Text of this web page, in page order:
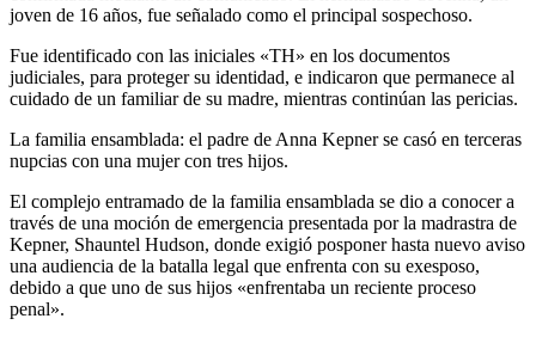
joven de 16 años, fue señalado como el principal sospechoso.
Fue identificado con las iniciales «TH» en los documentos
judiciales, para proteger su identidad, e indicaron que permanece al
cuidado de un familiar de su madre, mientras continúan las pericias.
La familia ensamblada: el padre de Anna Kepner se casó en terceras
nupcias con una mujer con tres hijos.
El complejo entramado de la familia ensamblada se dio a conocer a
través de una moción de emergencia presentada por la madrastra de
Kepner, Shauntel Hudson, donde exigió posponer hasta nuevo aviso
una audiencia de la batalla legal que enfrenta con su exesposo,
debido a que uno de sus hijos «enfrentaba un reciente proceso
penal».